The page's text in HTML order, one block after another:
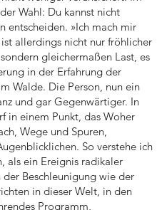
Wahl: Du kannst nicht
entscheiden. »Ich mach mir
allerdings nicht nur fröhlicher
gleichermaßen Last, es
in der Erfahrung der
Walde. Die Person, nun ein
und gar Gegenwärtiger. In
in einem Punkt, das Woher
Wege und Spuren,
So verstehe ich
als ein Ereignis radikaler
Beschleunigung wie der
in dieser Welt, in den
Programm,